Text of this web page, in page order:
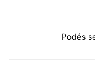
Podés